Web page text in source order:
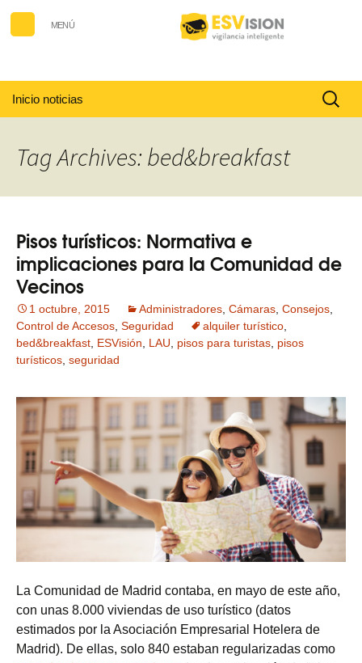
MENÚ
Inicio noticias
Buscar:
Tag Archives: bed&breakfast
Pisos turísticos: Normativa e
implicaciones para la Comunidad de
Vecinos
1 octubre, 2015 Administradores Cámaras Consejos
Control de Accesos Seguridad alquiler turístico
bed&breakfast ESVisión LAU pisos para turistas pisos
turísticos seguridad
La Comunidad de Madrid contaba, en mayo de este año,
con unas 8.000 viviendas de uso turístico (datos
estimados por la Asociación Empresarial Hotelera de
Madrid). De ellas, solo 840 estaban regularizadas como